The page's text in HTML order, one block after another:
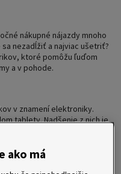
nákupné nájazdy mnoho
nezadĺžiť a najviac ušetriť?
ktoré pomôžu ľuďom
a v pohode.
v znamení elektroniky.
tablety. Nadšenie z nich je
IN. Ľudia už majú aj
alebo do domácej
ako má